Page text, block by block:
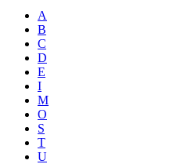
A
B
C
D
E
I
M
O
S
T
U